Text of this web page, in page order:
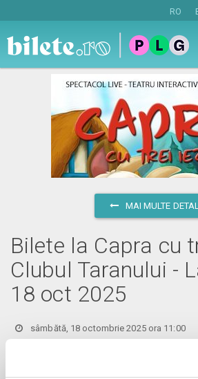
RO
MAI MULTE
Bilete la Capra cu
Clubul Taranului -
18 oct 2025
sâmbătă, 18 octombrie 2025 ora 11:00